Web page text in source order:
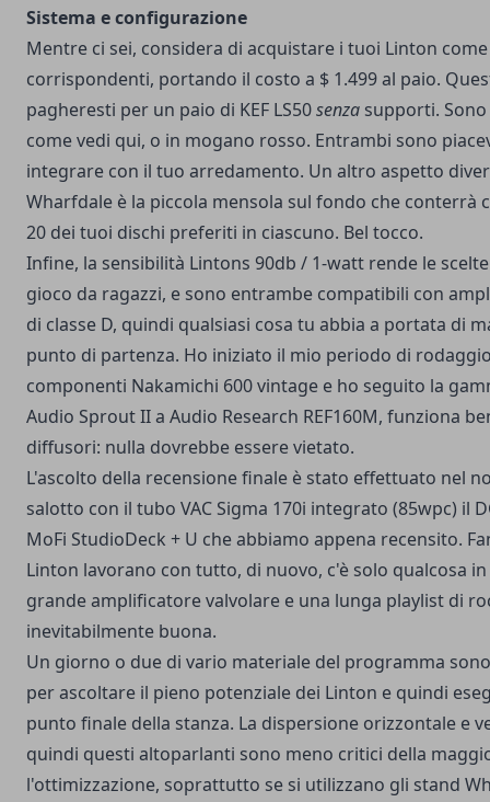
Sistema e configurazione
Mentre ci sei, considera di acquistare i tuoi Linton
corrispondenti, portando il costo a $ 1.499 al paio.
pagheresti per un paio di KEF LS50senza supporti.
come vedi qui, o in mogano rosso. Entrambi sono
integrare con il tuo arredamento. Un altro aspetto
Wharfdale è la piccola mensola sul fondo che conterrà
20 dei tuoi dischi preferiti in ciascuno. Bel tocco.
Infine, la sensibilità Lintons 90db / 1-watt rende le
gioco da ragazzi, e sono entrambe compatibili con
di classe D, quindi qualsiasi cosa tu abbia a portata di
punto di partenza. Ho iniziato il mio periodo di
componenti Nakamichi 600 vintage e ho seguito la
Audio Sprout II a Audio Research REF160M, funziona
diffusori: nulla dovrebbe essere vietato.
L'ascolto della recensione finale è stato effettuato nel
salotto con il tubo VAC Sigma 170i integrato (85wpc) il
MoFi StudioDeck + U che abbiamo appena recensito.
Linton lavorano con tutto, di nuovo, c'è solo qualcosa
grande amplificatore valvolare e una lunga playlist di
inevitabilmente buona.
Un giorno o due di vario materiale del programma
per ascoltare il pieno potenziale dei Linton e quindi
punto finale della stanza. La dispersione orizzontale e
quindi questi altoparlanti sono meno critici della
l'ottimizzazione, soprattutto se si utilizzano gli stand